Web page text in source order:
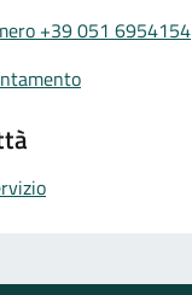
+39 051 6954154